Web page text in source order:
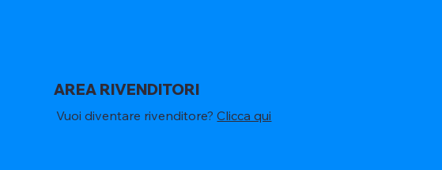
AREA RIVENDITORI
Vuoi diventare rivenditore?Clicca qui